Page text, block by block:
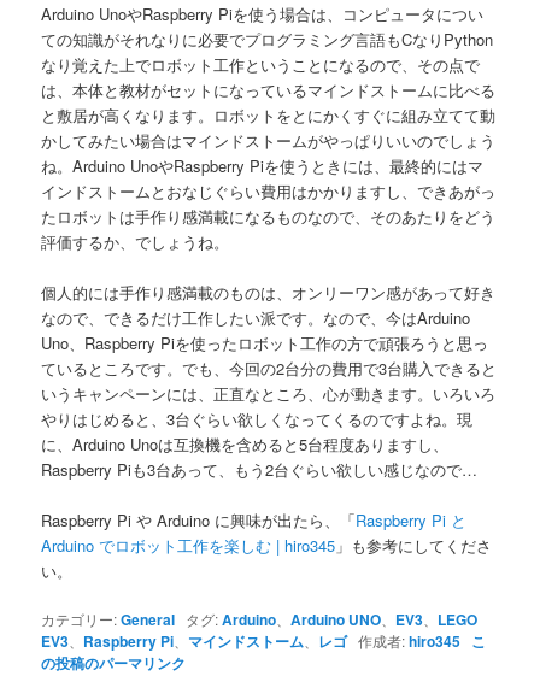
Arduino UnoやRaspberry Piを使う場合は、コンピュータについ
ての知識がそれなりに必要でプログラミング言語もCなりPython
なり覚えた上でロボット工作ということになるので、その点で
は、本体と教材がセットになっているマインドストームに比べる
と敷居が高くなります。ロボットをとにかくすぐに組み立てて動
かしてみたい場合はマインドストームがやっぱりいいのでしょう
ね。Arduino UnoやRaspberry Piを使うときには、最終的にはマ
インドストームとおなじぐらい費用はかかりますし、できあがっ
たロボットは手作り感満載になるものなので、そのあたりをどう
評価するか、でしょうね。
個人的には手作り感満載のものは、オンリーワン感があって好き
なので、できるだけ工作したい派です。なので、今はArduino
Uno、Raspberry Piを使ったロボット工作の方で頑張ろうと思っ
ているところです。でも、今回の2台分の費用で3台購入できると
いうキャンペーンには、正直なところ、心が動きます。いろいろ
やりはじめると、3台ぐらい欲しくなってくるのですよね。現
に、Arduino Unoは互換機を含めると5台程度ありますし、
Raspberry Piも3台あって、もう2台ぐらい欲しい感じなので…
Raspberry Pi や Arduino に興味が出たら、「Raspberry Pi と
Arduino でロボット工作を楽しむ | hiro345 」も参考にしてくださ
い。
カテゴリー:General タグ:Arduino 、Arduino UNO EV3
LEGO
EV3
Raspberry Pi マインドストーム レゴ作成者:hiro345 こ
の投稿のパーマリンク